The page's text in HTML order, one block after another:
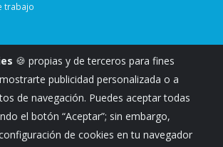
trabajo
🍪 propias y de terceros para fines
publicidad personalizada o a
de navegación. Puedes aceptar todas
el botón “Aceptar”; sin embargo,
de cookies en tu navegador